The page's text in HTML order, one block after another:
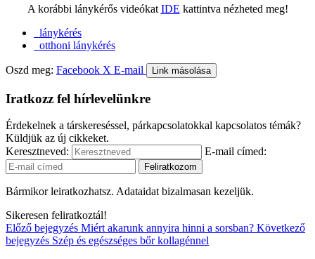
A korábbi lánykérős videókat IDE kattintva nézheted meg!
lánykérés
otthoni lánykérés
Oszd meg: Facebook X E-mail Link másolása
Iratkozz fel hírlevelünkre
Érdekelnek a társkereséssel, párkapcsolatokkal kapcsolatos témák?
Küldjük az új cikkeket.
Keresztneved:
E-mail címed:
Bármikor leiratkozhatsz. Adataidat bizalmasan kezeljük.
Sikeresen feliratkoztál!
Előző bejegyzés Miért akarunk annyira hinni a sorsban? Következő
bejegyzés Szép és egészséges bőr kollagénnel